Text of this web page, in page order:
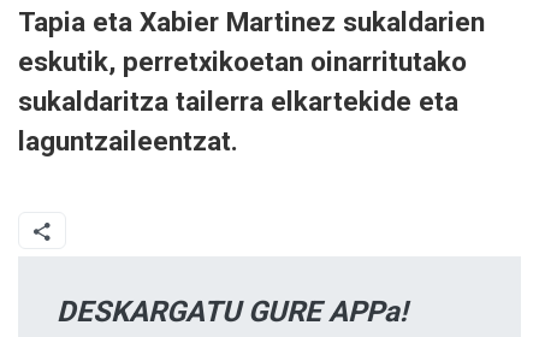
Tapia eta Xabier Martinez sukaldarien
eskutik, perretxikoetan oinarritutako
sukaldaritza tailerra elkartekide eta
laguntzaileentzat.
DESKARGATU GURE APPa!